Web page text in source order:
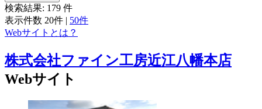
検索結果: 179 件
表示件数 20件 | 50件
Webサイトとは？
株式会社ファイン工房近江八幡本店
Webサイト